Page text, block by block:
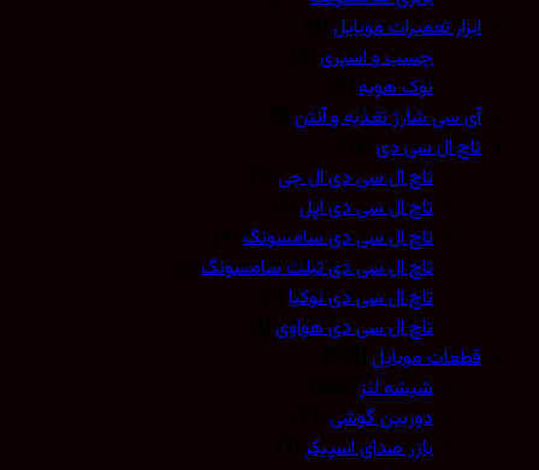
ابزار تعمیرات موبایل(9)
چسب و اسپری(3)
نوک هویه(5)
آی سی شارژ تغذیه و آنتن(0)
تاچ ال سی دی(12)
تاچ ال سی دی ال جی(1)
تاچ ال سی دی اپل(1)
تاچ ال سی دی سامسونگ(3)
تاچ ال سی دی تبلت سامسونگ(2)
تاچ ال سی دی نوکیا (1)
تاچ ال سی دی هواوی(4)
قطعات موبایل(573)
شیشه لنز(259)
دوربین گوشی(11)
بازر صدای اسپیکر(7)